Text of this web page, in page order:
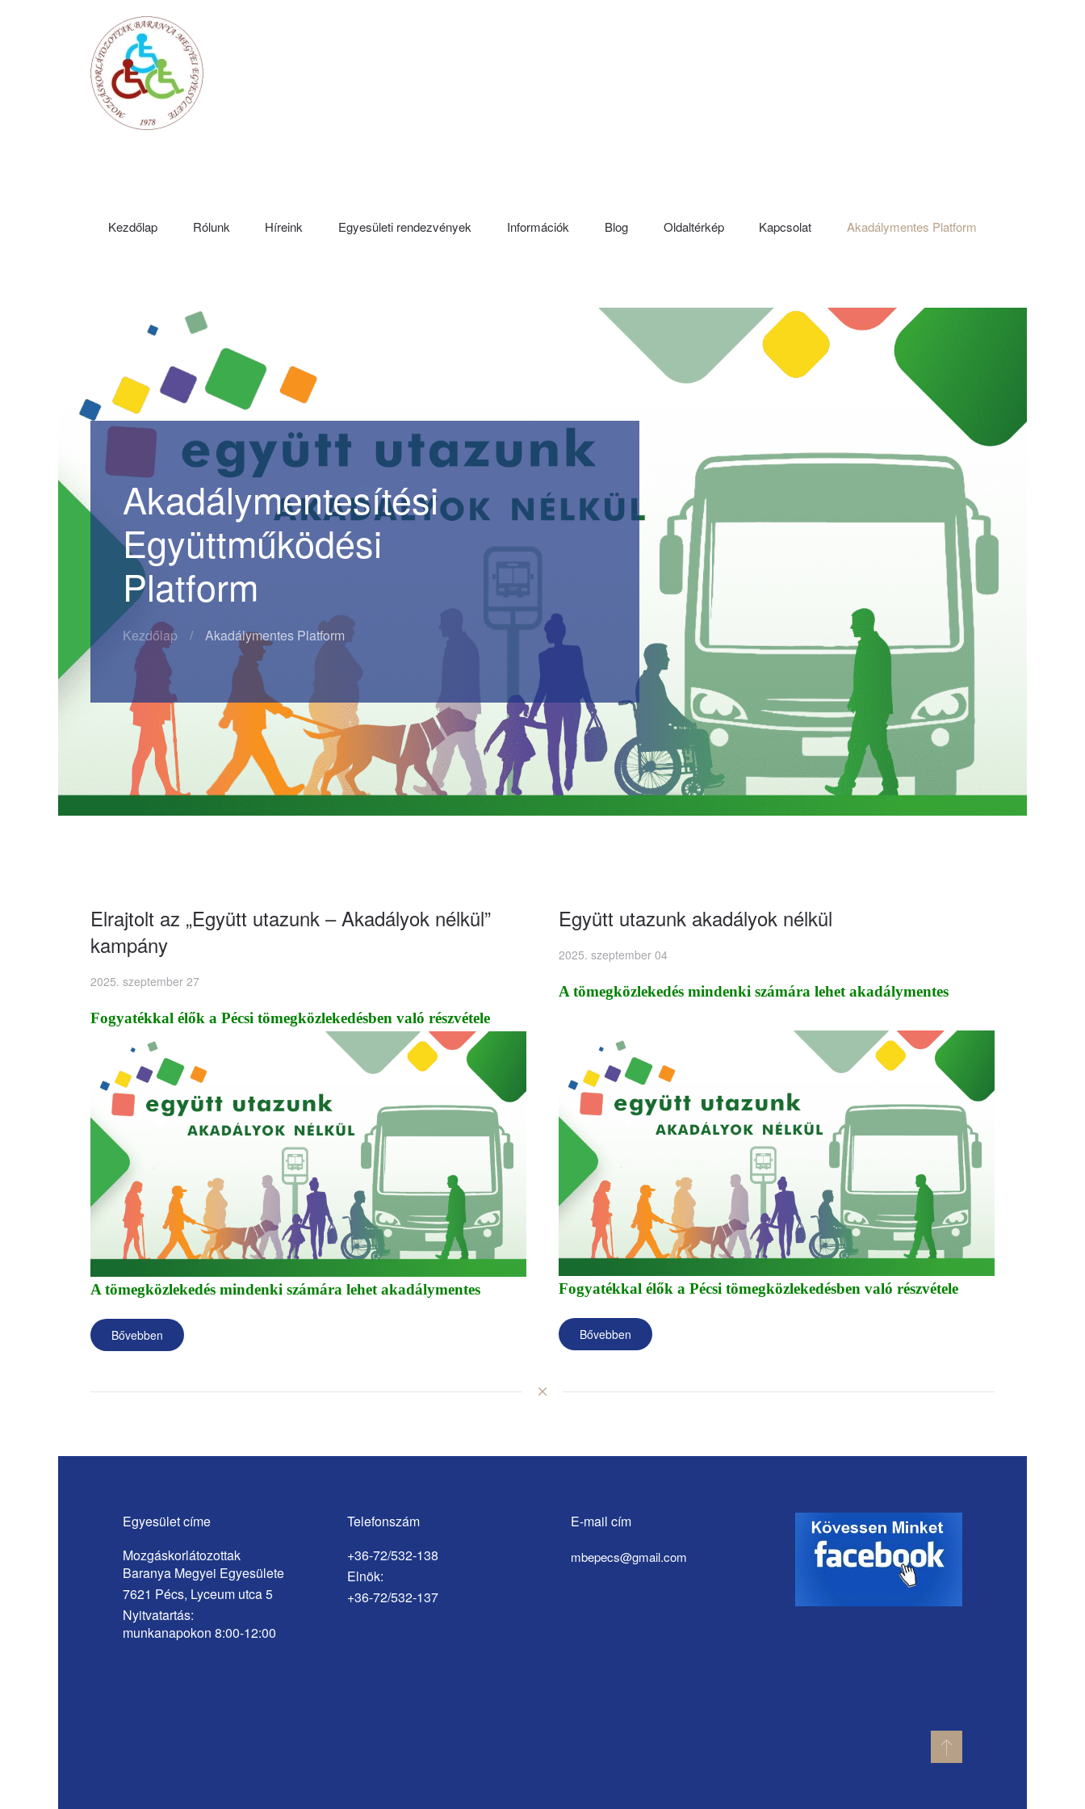
Fő tartalom átugrása
Kezdőlap Rólunk Híreink Egyesületi rendezvények Információk Blog Oldaltérkép Kapcsolat Akadálymentes Platform
Akadálymentesítési
Együttműködési
Platform
Kezdőlap Akadálymentes Platform
Elrajtolt az „Együtt utazunk – Akadályok nélkül”
kampány
2025. szeptember 27
Fogyatékkal élők a Pécsi tömegközlekedésben való részvétele
A tömegközlekedés mindenki számára lehet akadálymentes
Bővebben
Együtt utazunk akadályok nélkül
2025. szeptember 04
A tömegközlekedés mindenki számára lehet akadálymentes
Fogyatékkal élők a Pécsi tömegközlekedésben való részvétele
Bővebben
Egyesület címe
Mozgáskorlátozottak
Baranya Megyei Egyesülete
7621 Pécs, Lyceum utca 5
Nyitvatartás:
munkanapokon 8:00-12:00
Telefonszám
+36-72/532-138
Elnök:
+36-72/532-137
E-mail cím
mbepecs@gmail.com